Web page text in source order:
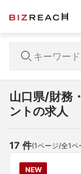
山口県/財務
ントの求人
17 件(1ページ/全1ペ
NEW